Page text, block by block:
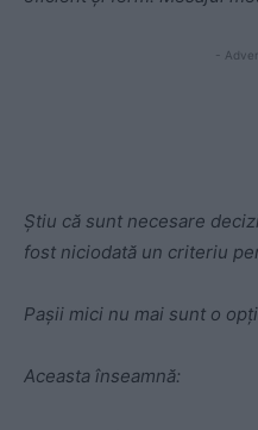
-
Știu că sunt necesare
fost niciodată un criteriu
Pașii mici nu mai sunt o
Aceasta înseamnă: